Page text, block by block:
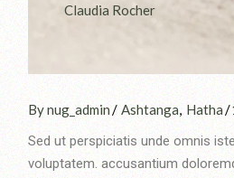
Claudia Rocher
By nug_admin Ashtanga Hatha
Sed ut perspiciatis unde omnis
voluptatem. accusantium